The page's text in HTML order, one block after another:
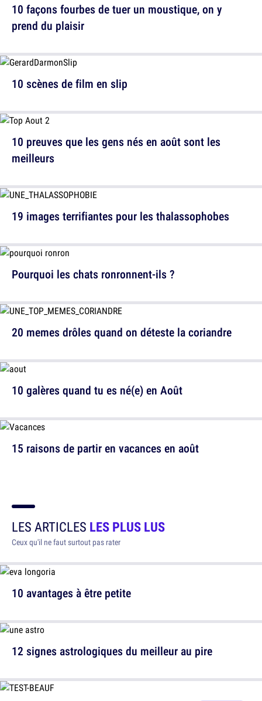
10 façons fourbes de tuer un moustique, on y
prend du plaisir
10 preuves que les gens nés en août sont les
meilleurs
Pourquoi les chats ronronnent-ils ?
10 galères quand tu es né(e) en Août
10 scènes de film en slip
19 images terrifiantes pour les thalassophobes
20 memes drôles quand on déteste la coriandre
15 raisons de partir en vacances en août
LES ARTICLES LES PLUS LUS
Ceux qu'il ne faut surtout pas rater
10 avantages à être petite
12 signes astrologiques du meilleur au pire